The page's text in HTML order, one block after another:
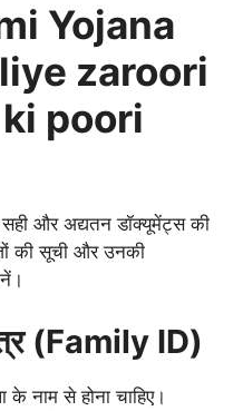
Yojana
zaroori
poori
और अद्यतन डॉक्यूमेंट्स की
की सूची और उनकी
(Family ID)
के नाम से होना चाहिए।